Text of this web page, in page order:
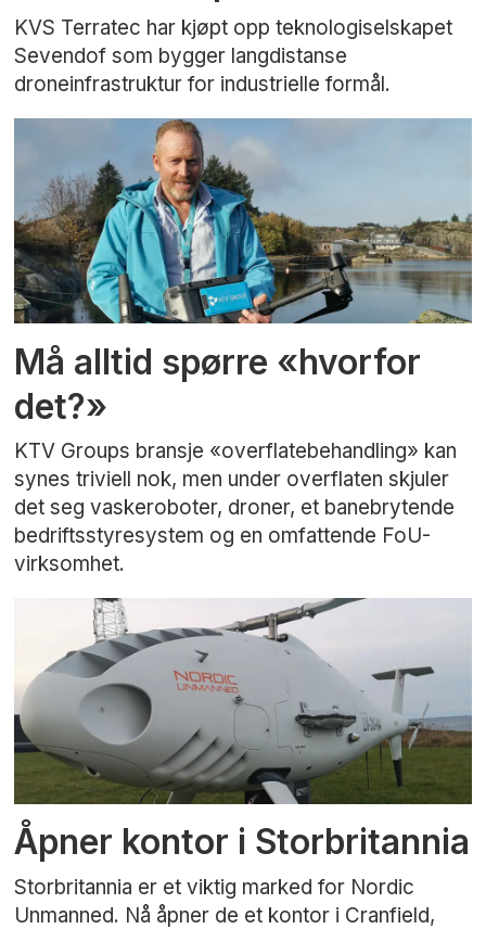
KVS Terratec har kjøpt opp teknologiselskapet
Sevendof som bygger langdistanse
droneinfrastruktur for industrielle formål.
Må alltid spørre «hvorfor
det?»
KTV Groups bransje «overflatebehandling» kan
synes triviell nok, men under overflaten skjuler
det seg vaskeroboter, droner, et banebrytende
bedriftsstyresystem og en omfattende FoU-
virksomhet.
Åpner kontor i Storbritannia
Storbritannia er et viktig marked for Nordic
Unmanned. Nå åpner de et kontor i Cranfield,